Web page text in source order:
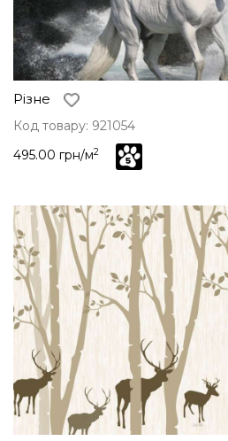
Різне
Код товару: 921054
495.00 грн/м2